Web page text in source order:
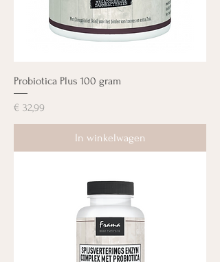
Probiotica Plus 100 gram
Prijs
€ 32,99
In winkelwagen